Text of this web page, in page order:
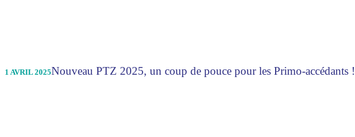
1 AVRIL 2025Nouveau PTZ 2025, un coup de pouce pour les Primo-accédants !